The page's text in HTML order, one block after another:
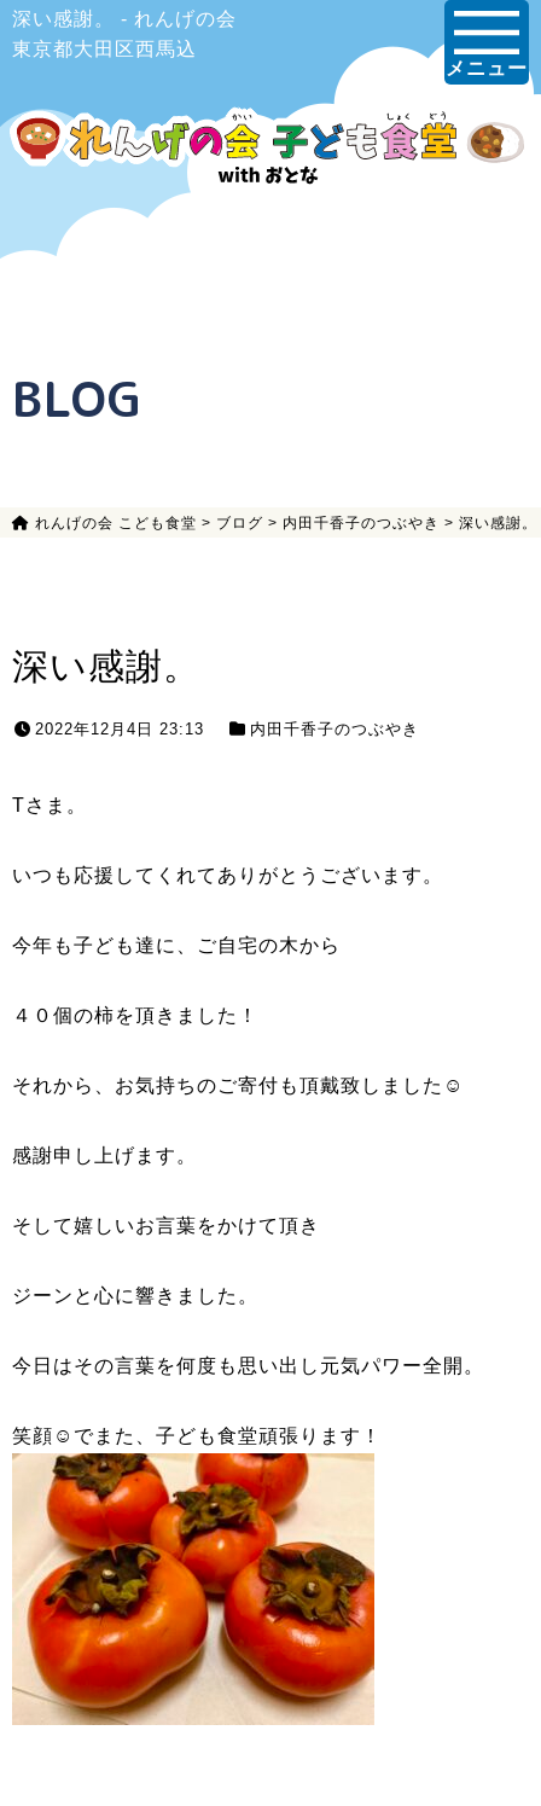
深い感謝。 - れんげの会
東京都大田区西馬込
メニュー
BLOG
れんげの会 こども食堂 > ブログ > 内田千香子のつぶやき > 深い感謝。
深い感謝。
2022年12月4日 23:13 内田千香子のつぶやき
Tさま。
いつも応援してくれてありがとうございます。
今年も子ども達に、ご自宅の木から
４０個の柿を頂きました！
それから、お気持ちのご寄付も頂戴致しました☺
感謝申し上げます。
そして嬉しいお言葉をかけて頂き
ジーンと心に響きました。
今日はその言葉を何度も思い出し元気パワー全開。
笑顔☺でまた、子ども食堂頑張ります！